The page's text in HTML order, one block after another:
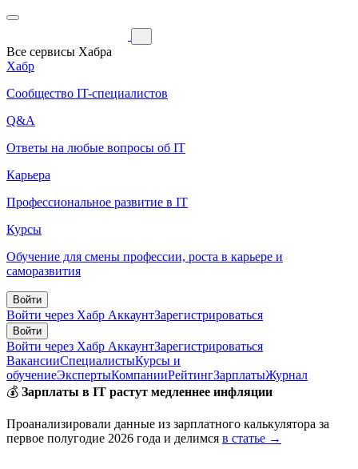
Все сервисы Хабра
Хабр
Сообщество IT-специалистов
Q&A
Ответы на любые вопросы об IT
Карьера
Профессиональное развитие в IT
Курсы
Обучение для смены профессии, роста в карьере и
саморазвития
Войти
Войти через Хабр АккаунтЗарегистрироваться
Войти
Войти через Хабр АккаунтЗарегистрироваться
ВакансииСпециалистыКурсы и
обучениеЭкспертыКомпанииРейтингЗарплатыЖурнал
💰 Зарплаты в IT растут медленнее инфляции
Проанализировали данные из зарплатного калькулятора за
первое полугодие 2026 года и делимся в статье →